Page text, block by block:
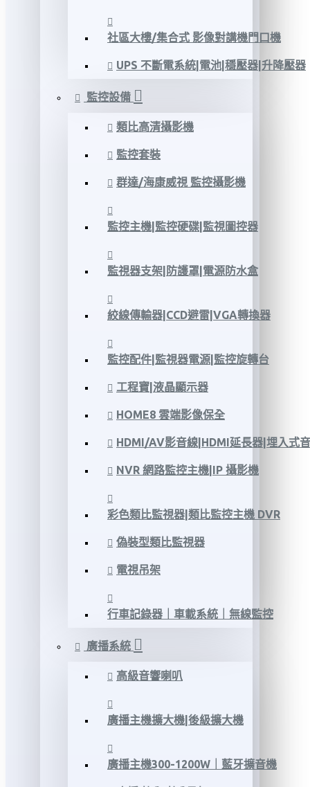
社區大樓/集合式 影像對講機門口機
UPS 不斷電系統|電池|穩壓器|升降壓器
監控設備
類比高清攝影機
監控套裝
群達/海康威視 監控攝影機
監控主機|監控硬碟|監視圖控器
監視器支架|防護罩|電源防水盒
絞線傳輸器|CCD避雷|VGA轉換器
監控配件|監視器電源|監控旋轉台
工程寶|液晶顯示器
HOME8 雲端影像保全
HDMI/AV影音線|HDMI延長器|埋入式
NVR 網路監控主機|IP 攝影機
彩色類比監視器|類比監控主機 DVR
偽裝型類比監視器
電視吊架
行車記錄器｜車載系統｜無線監控
廣播系統
高級音響喇叭
廣播主機擴大機|後級擴大機
廣播主機300-1200W｜藍牙擴音機